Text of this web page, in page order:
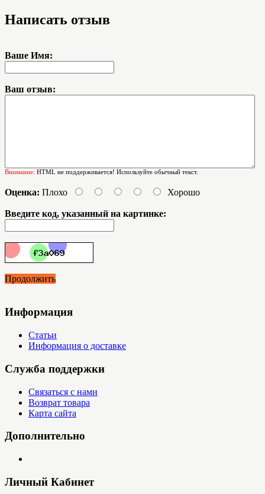
Написать отзыв
Ваше Имя:
Ваш отзыв:
Внимание: HTML не поддерживается! Используйте обычный текст.
Оценка: Плохо Хорошо
Введите код, указанный на картинке:
Продолжить
Информация
Статьи
Информация о доставке
Служба поддержки
Связаться с нами
Возврат товара
Карта сайта
Дополнительно
Личный Кабинет